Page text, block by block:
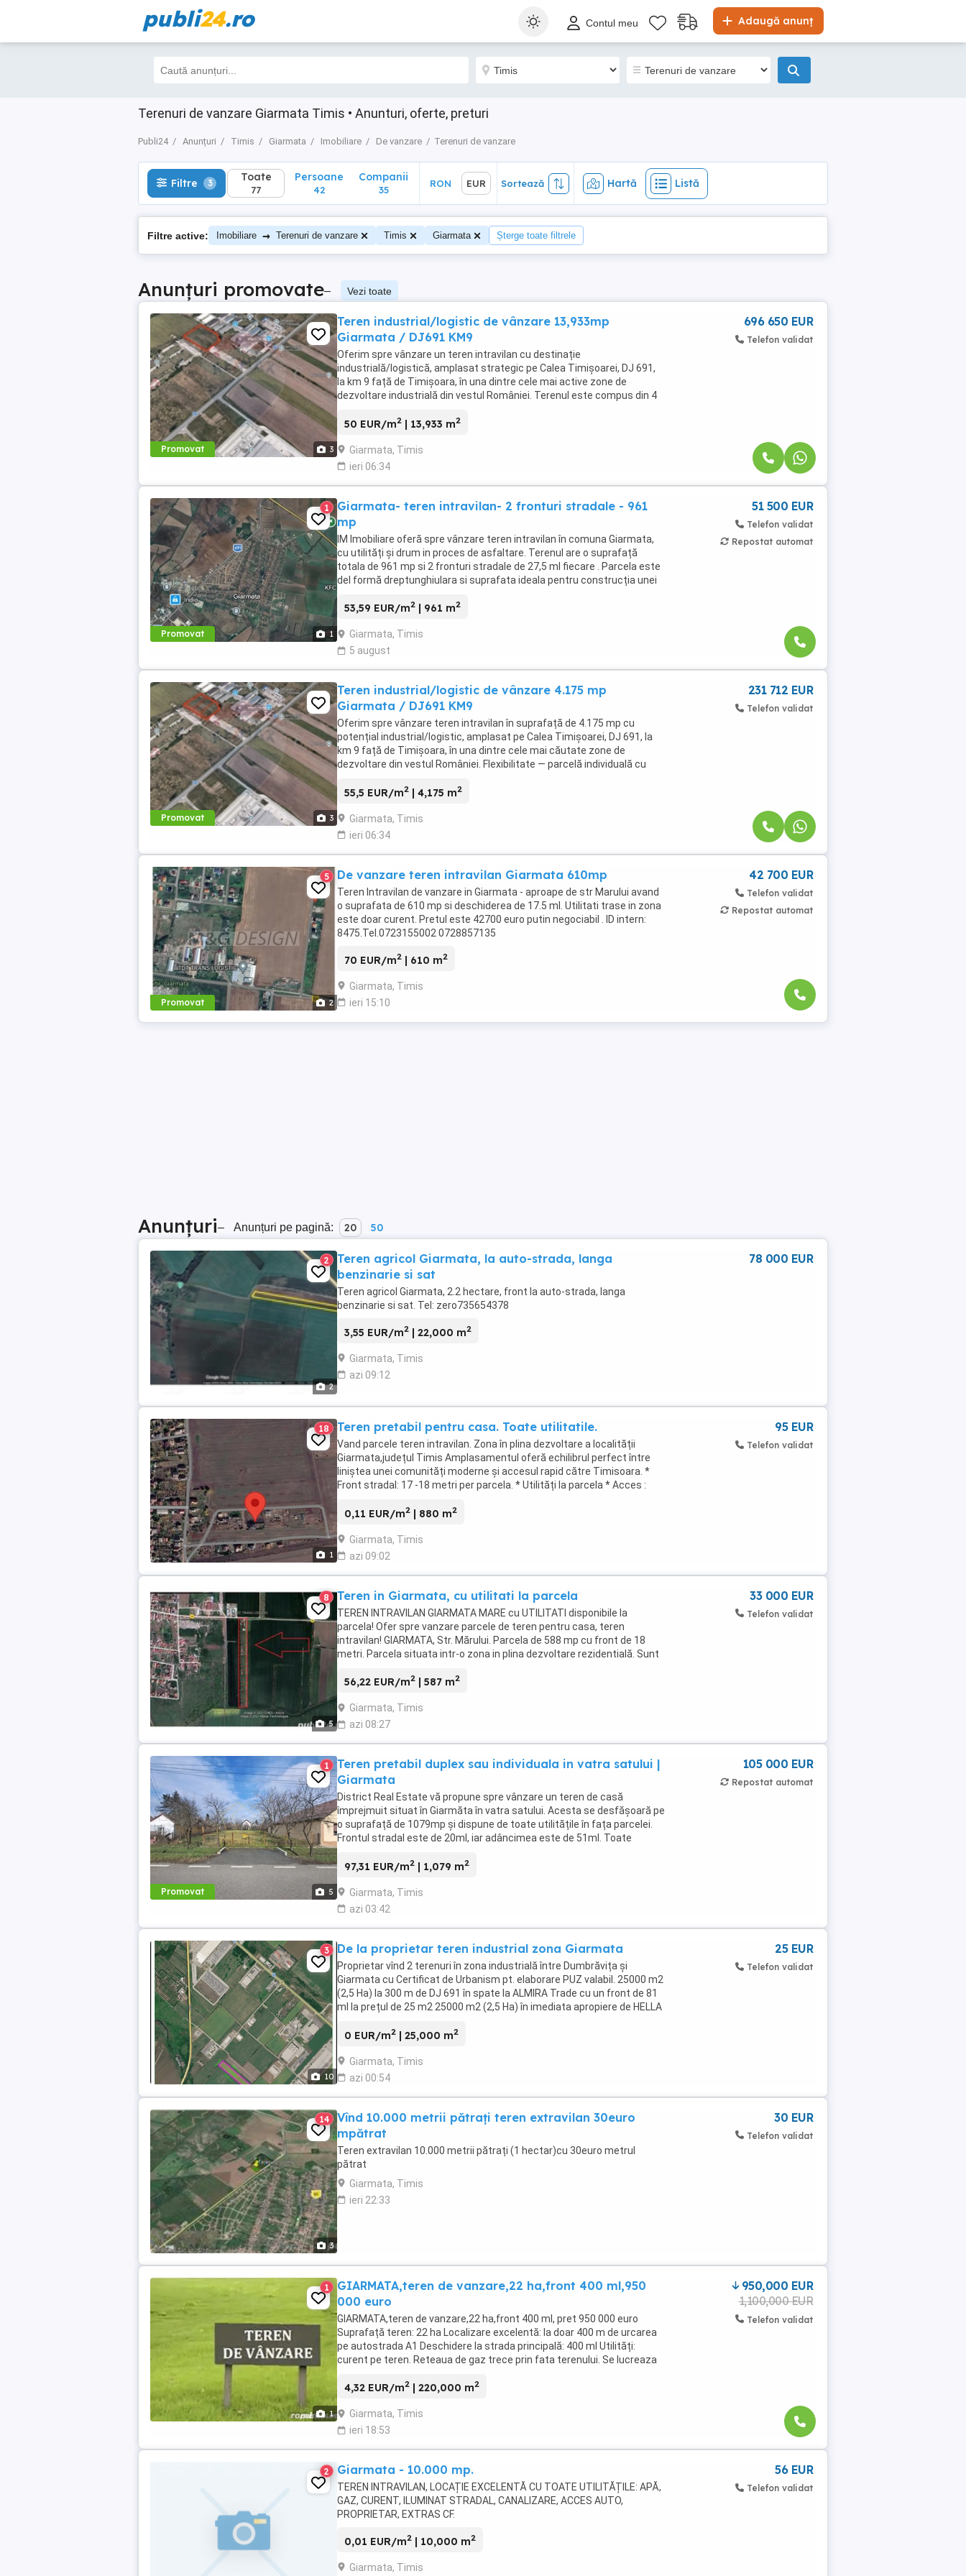
publi24.ro Adaugă anunț
Contul meu
Terenuri de vanzare Giarmata Timis • Anunturi, oferte, preturi
Publi24 Anunțuri Timis Giarmata Imobiliare De vanzare Terenuri de vanzare
Filtre 3 Toate
77
Sortează Hartă Listă
Filtre 3 Toate
77
Persoane
42
Companii
35
RON EUR Sortează Hartă Listă
Filtre active: Imobiliare → Terenuri de vanzare Timis Giarmata Șterge toate filtrele
Anunțuri promovate– Vezi toate
Promovat 3
Teren industrial/logistic de vânzare 13,933mp
Giarmata / DJ691 KM9
Oferim spre vânzare un teren intravilan cu destinație
industrială/logistică, amplasat strategic pe Calea Timișoarei, DJ 691,
la km 9 față de Timișoara, în una dintre cele mai active zone de
dezvoltare industrială din vestul României. Terenul este compus din 4
50 EUR/m2 | 13,933 m2
Giarmata, Timis
ieri 06:34
696 650 EUR
Telefon validat
Promovat 1
1
Giarmata- teren intravilan- 2 fronturi stradale - 961
mp
IM Imobiliare oferă spre vânzare teren intravilan în comuna Giarmata,
cu utilități și drum in proces de asfaltare. Terenul are o suprafață
totala de 961 mp si 2 fronturi stradale de 27,5 ml fiecare . Parcela este
del formă dreptunghiulara si suprafata ideala pentru construcția unei
53,59 EUR/m2 | 961 m2
Giarmata, Timis
5 august
51 500 EUR
Telefon validat
Repostat automat
Promovat 3
Teren industrial/logistic de vânzare 4.175 mp
Giarmata / DJ691 KM9
Oferim spre vânzare teren intravilan în suprafață de 4.175 mp cu
potențial industrial/logistic, amplasat pe Calea Timișoarei, DJ 691, la
km 9 față de Timișoara, în una dintre cele mai căutate zone de
dezvoltare din vestul României. Flexibilitate — parcelă individuală cu
55,5 EUR/m2 | 4,175 m2
Giarmata, Timis
ieri 06:34
231 712 EUR
Telefon validat
Promovat 2
5 De vanzare teren intravilan Giarmata 610mp
Teren Intravilan de vanzare in Giarmata - aproape de str Marului avand
o suprafata de 610 mp si deschiderea de 17.5 ml. Utilitati trase in zona
este doar curent. Pretul este 42700 euro putin negociabil . ID intern:
8475.Tel.0723155002 0728857135
70 EUR/m2 | 610 m2
Giarmata, Timis
ieri 15:10
42 700 EUR
Telefon validat
Repostat automat
Anunțuri– Anunțuri pe pagină: 20 50
2
2
Teren agricol Giarmata, la auto-strada, langa
benzinarie si sat
Teren agricol Giarmata, 2.2 hectare, front la auto-strada, langa
benzinarie si sat. Tel: zero735654378
3,55 EUR/m2 | 22,000 m2
Giarmata, Timis
azi 09:12
78 000 EUR
1
18 Teren pretabil pentru casa. Toate utilitatile.
Vand parcele teren intravilan. Zona în plina dezvoltare a localității
Giarmata,județul Timis Amplasamentul oferă echilibrul perfect între
liniștea unei comunități moderne și accesul rapid către Timisoara. *
Front stradal: 17 -18 metri per parcela. * Utilități la parcela * Acces :
0,11 EUR/m2 | 880 m2
Giarmata, Timis
azi 09:02
95 EUR
Telefon validat
5
8 Teren in Giarmata, cu utilitati la parcela
TEREN INTRAVILAN GIARMATA MARE cu UTILITATI disponibile la
parcela! Ofer spre vanzare parcele de teren pentru casa, teren
intravilan! GIARMATA, Str. Mărului. Parcela de 588 mp cu front de 18
metri. Parcela situata intr-o zona in plina dezvoltare rezidentială. Sunt
56,22 EUR/m2 | 587 m2
Giarmata, Timis
azi 08:27
33 000 EUR
Telefon validat
Promovat 5
1
Teren pretabil duplex sau individuala in vatra satului |
Giarmata
District Real Estate vă propune spre vânzare un teren de casă
împrejmuit situat în Giarmăta în vatra satului. Acesta se desfășoară pe
o suprafață de 1079mp și dispune de toate utilitățile în fața parcelei.
Frontul stradal este de 20ml, iar adâncimea este de 51ml. Toate
97,31 EUR/m2 | 1,079 m2
Giarmata, Timis
azi 03:42
105 000 EUR
Repostat automat
10
3 De la proprietar teren industrial zona Giarmata
Proprietar vînd 2 terenuri în zona industrială între Dumbrăvița și
Giarmata cu Certificat de Urbanism pt. elaborare PUZ valabil. 25000 m2
(2,5 Ha) la 300 m de DJ 691 în spate la ALMIRA Trade cu un front de 81
ml la prețul de 25 m2 25000 m2 (2,5 Ha) în imediata apropiere de HELLA
0 EUR/m2 | 25,000 m2
Giarmata, Timis
azi 00:54
25 EUR
Telefon validat
3
14
Vînd 10.000 metrii pătrați teren extravilan 30euro
mpătrat
Teren extravilan 10.000 metrii pătrați (1 hectar)cu 30euro metrul
pătrat
Giarmata, Timis
ieri 22:33
30 EUR
Telefon validat
1
1
GIARMATA,teren de vanzare,22 ha,front 400 ml,950
000 euro
GIARMATA,teren de vanzare,22 ha,front 400 ml, pret 950 000 euro
Suprafață teren: 22 ha Localizare excelentă: la doar 400 m de urcarea
pe autostrada A1 Deschidere la strada principală: 400 ml Utilități:
curent pe teren. Reteaua de gaz trece prin fata terenului. Se lucreaza
4,32 EUR/m2 | 220,000 m2
Giarmata, Timis
ieri 18:53
950,000 EUR
1,100,000 EUR
Telefon validat
2 Giarmata - 10.000 mp.
TEREN INTRAVILAN, LOCAȚIE EXCELENTĂ CU TOATE UTILITĂȚILE: APĂ,
GAZ, CURENT, ILUMINAT STRADAL, CANALIZARE, ACCES AUTO,
PROPRIETAR, EXTRAS CF.
0,01 EUR/m2 | 10,000 m2
Giarmata, Timis
56 EUR
Telefon validat